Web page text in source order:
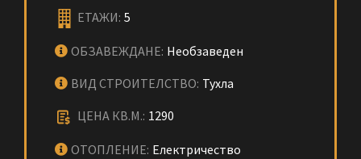
ЕТАЖИ: 5
ОБЗАВЕЖДАНЕ: Необзаведен
ВИД СТРОИТЕЛСТВО: Тухла
ЦЕНА КВ.М.: 1290
ОТОПЛЕНИЕ: Електричество